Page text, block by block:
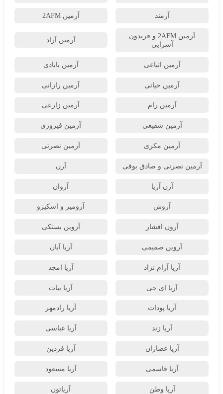
آرمند آرمین 2AFM
آرمین 2AFM و فریدون
آسرایی
آرمین آراد
آرمین اتباعی آرمین بابادی
آرمین حیاتی آرمین رازانی
آرمین رام آرمین زارعی
آرمین شفیعی آرمین فیروزی
آرمین مکری آرمین نصرتی
آرمین نصرتی و صادق بوقی آرن
آرن آریا آروان
آروش آرومیر و اسکیزو
آرون افشار آروین بستکی
آروین صمیمی آریا آبان
آریا آرام نژاد آریا امجد
آریا ای جی آریا بیات
آریا پودات آریا رادمهر
آریا زند آریا عباسی
آریا عصاران آریا فردین
آریا قاسمی آریا مسعود
آریا وطن آریاتون